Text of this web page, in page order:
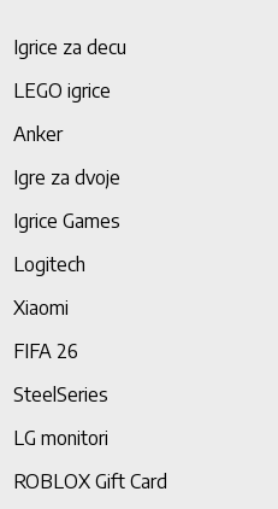
Igrice za decu
LEGO igrice
Anker
Igre za dvoje
Igrice Games
Logitech
Xiaomi
FIFA 26
SteelSeries
LG monitori
ROBLOX Gift Card